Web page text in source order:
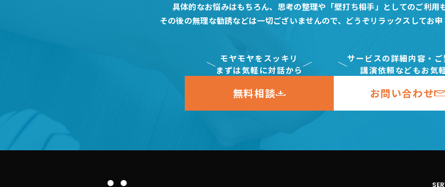
具体的なお悩みはもちろん、思考の整理や「壁打ち相手」としてのご利用
その後の無理な勧誘などは一切ございませんので、どうぞリラックスしてお
モヤモヤをスッキリ
まずは気軽に対話から
無料相談
サービスの詳細内容・
講演依頼などもお気
お問い合わせ